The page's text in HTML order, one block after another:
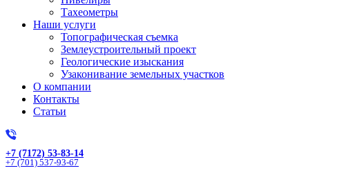
Тахеометры
Наши услуги
Топографическая съемка
Землеустроительный проект
Геологические изыскания
Узаконивание земельных участков
О компании
Контакты
Статьи
+7 (7172) 53-83-14
+7 (701) 537-93-67